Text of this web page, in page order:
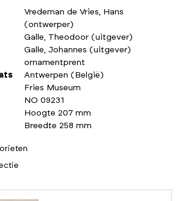
Vredeman de Vries, Hans
(ontwerper)
Galle, Theodoor (uitgever)
Galle, Johannes (uitgever)
ornamentprent
Antwerpen (België)
Fries Museum
NO 09231
Hoogte 207 mm
Breedte 258 mm